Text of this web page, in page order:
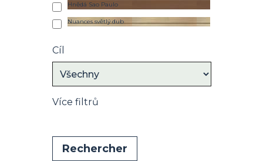
Hnědá Sao Paulo
Nuances světlý dub
Cíl
Více filtrů